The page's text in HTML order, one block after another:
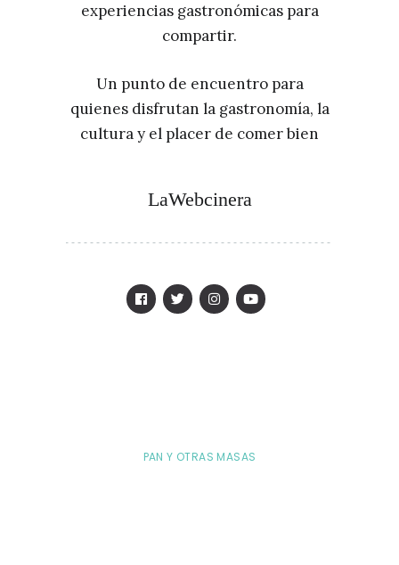
experiencias gastronómicas para
compartir.
Un punto de encuentro para
quienes disfrutan la gastronomía, la
cultura y el placer de comer bien
LaWebcinera
PAN Y OTRAS MASAS